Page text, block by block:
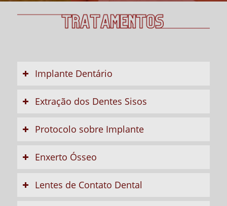
Implante Dentário
Extração dos Dentes Sisos
Protocolo sobre Implante
Enxerto Ósseo
Lentes de Contato Dental